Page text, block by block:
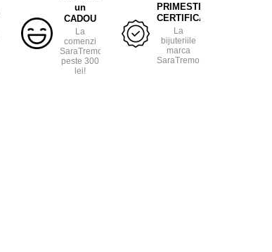
un
CADOU
La
comenzi
SaraTremo
peste 300
lei!
PRIMESTI
CERTIFICAT
La
bijuteriile
marca
SaraTremo.